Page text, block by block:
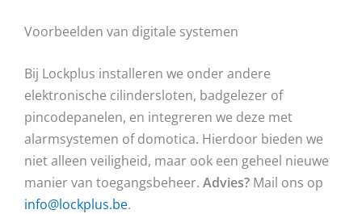
Voorbeelden van digitale systemen
Bij Lockplus installeren we onder andere
elektronische cilindersloten, badgelezer of
pincodepanelen, en integreren we deze met
alarmsystemen of domotica. Hierdoor bieden we
niet alleen veiligheid, maar ook een geheel nieuwe
manier van toegangsbeheer. Advies? Mail ons op
info@lockplus.be.